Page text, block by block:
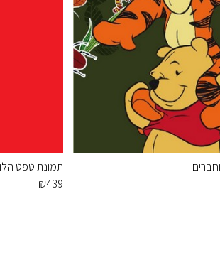
תמונת טפט הלו
₪439